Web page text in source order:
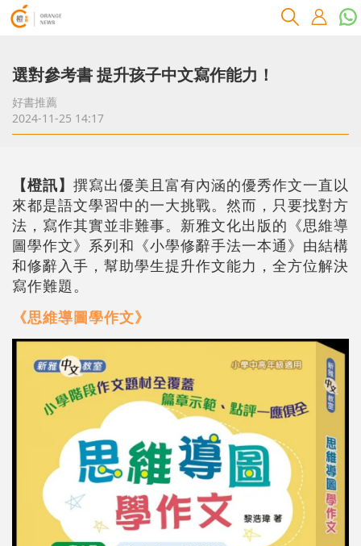
選對參考書 提升孩子中文寫作能力！
好書推薦
2024-11-25 14:17
【橙訊】 撰寫出優美且富有內涵的優秀作文一直以
來都是語文學習中的一大挑戰。然而，只要找對方
法，寫作其實並非難事。新雅文化出版的《思維導
圖學作文》系列和《小學修辭手法一本通》由結構
和修辭入手，幫助學生提升作文能力，全方位解決
寫作難題。
《思維導圖學作文》